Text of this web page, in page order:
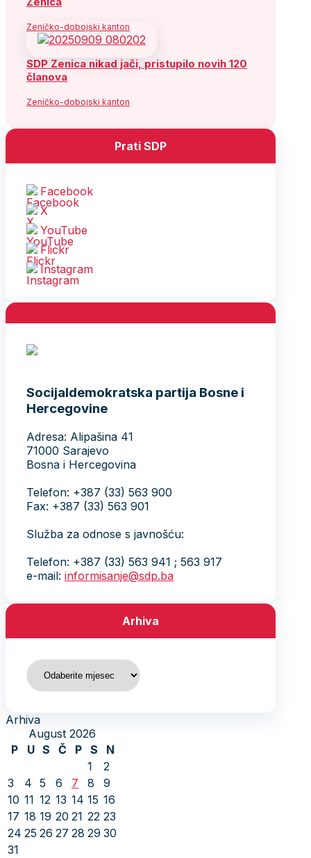
Zeničko-dobojski kanton
SDP Zenica nikad jači, pristupilo novih 120
članova
Zeničko-dobojski kanton
Prati SDP
Facebook
X
YouTube
Flickr
Instagram
Socijaldemokratska partija Bosne i
Hercegovine
Adresa: Alipašina 41
71000 Sarajevo
Bosna i Hercegovina
Telefon: +387 (33) 563 900
Fax: +387 (33) 563 901
Služba za odnose s javnošću:
Telefon: +387 (33) 563 941 ; 563 917
e-mail: informisanje@sdp.ba
Arhiva
Arhiva
Arhiva
August 2026
P
U S Č P S
N
1
2
3
4 5 6 7 8
9
10 11 12 13 14 15 16
17 18 19 20 21 22 23
24 25 26 27 28 29 30
31